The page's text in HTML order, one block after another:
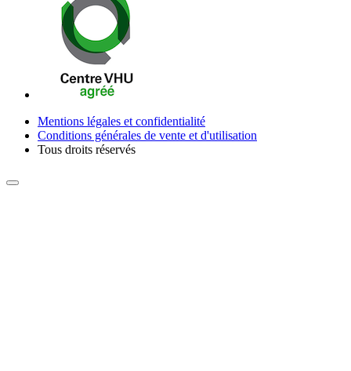
Mentions légales et confidentialité
Conditions générales de vente et d'utilisation
Tous droits réservés